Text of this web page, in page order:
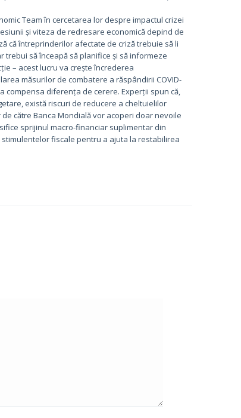
Team în cercetarea lor despre impactul crizei
și viteza de redresare economică depind de
că întreprinderilor afectate de criză trebuie să li
să înceapă să planifice și să informeze
– acest lucru va crește încrederea
măsurilor de combatere a răspândirii COVID-
compensa diferența de cerere. Experții spun că,
există riscuri de reducere a cheltuielilor
către Banca Mondială vor acoperi doar nevoile
sprijinul macro-financiar suplimentar din
fiscale pentru a ajuta la restabilirea